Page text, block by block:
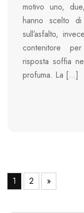
motivo uno,
hanno scelto
sull’asfalto,
contenitore
risposta soffia
profuma. La […]
1 2 »